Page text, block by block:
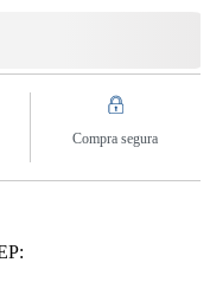
Compra segura